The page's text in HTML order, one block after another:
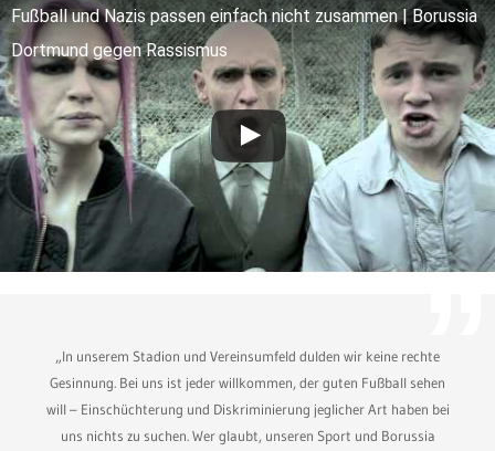
Fußball und Nazis passen einfach nicht zusammen | Borussia
Dortmund gegen Rassismus
„In unserem Stadion und Vereinsumfeld dulden wir keine rechte
Gesinnung. Bei uns ist jeder willkommen, der guten Fußball sehen
will – Einschüchterung und Diskriminierung jeglicher Art haben bei
uns nichts zu suchen. Wer glaubt, unseren Sport und Borussia